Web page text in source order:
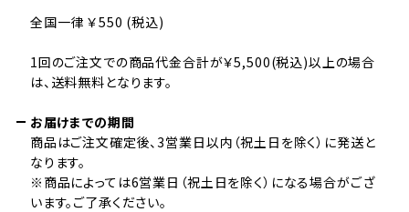
全国一律 ￥550 (税込)
1回のご注文での商品代金合計が￥5,500(税込)以上の場合
は、送料無料となります。
お届けまでの期間
商品はご注文確定後、3営業日以内（祝土日を除く）に発送と
なります。
※商品によっては6営業日（祝土日を除く）になる場合がござ
います。ご了承ください。